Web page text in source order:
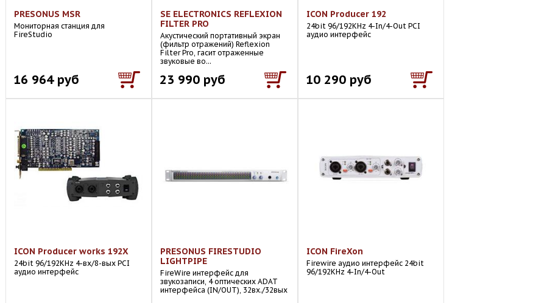
PRESONUS MSR
Мониторная станция для
FireStudio
16 964 руб
SE ELECTRONICS REFLEXION
FILTER PRO
Акустический портативный экран
(фильтр отражений) Reflexion
Filter Pro, гасит отраженные
звуковые во...
23 990 руб
ICON Producer 192
24bit 96/192KHz 4-In/4-Out PCI
аудио интерфейс
10 290 руб
ICON Producer works 192X
24bit 96/192KHz 4-вх/8-вых PCI
аудио интерфейс
PRESONUS FIRESTUDIO
LIGHTPIPE
FireWire интерфейс для
звукозаписи, 4 оптических ADAT
интерфейса (IN/OUT), 32вх./32вых
ICON FireXon
Firewire аудио интерфейс 24bit
96/192KHz 4-In/4-Out